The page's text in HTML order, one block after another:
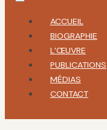
ACCUEIL
BIOGRAPHIE
L’ŒUVRE
PUBLICATIONS
MÉDIAS
CONTACT